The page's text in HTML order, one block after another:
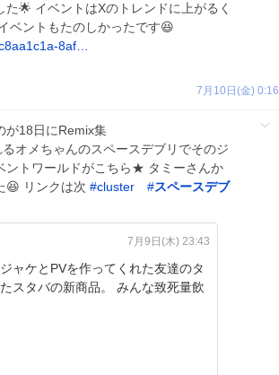
🌟 イベントはXのトレンドに上がるく
ベントもたのしかったです😆
8af…
7月10日(金) 0:16
が18日にRemix集
オメちゃんのスペースデブリでそのジ
ントワールドがこちら★ タミーさんか
😆 リンクは次 #cluster #スペースデブ
7月9日(木) 23:43
ャケとPVを作ってくれた友達のタ
スタバの新商品。 みんな致死量飲